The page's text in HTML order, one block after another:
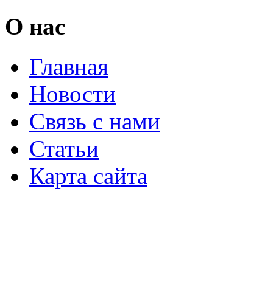
О нас
Главная
Новости
Связь с нами
Статьи
Карта сайта